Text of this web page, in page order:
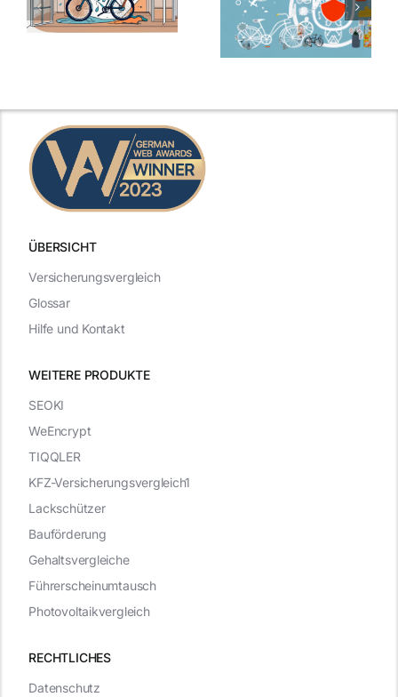
ÜBERSICHT
WEITERE PRODUKTE
RECHTLICHES
Versicherungsvergleich
Glossar
Hilfe und Kontakt
SEOKI
WeEncrypt
TIQQLER
KFZ-Versicherungsvergleich1
Lackschützer
Bauförderung
Gehaltsvergleiche
Führerscheinumtausch
Photovoltaikvergleich
Datenschutz